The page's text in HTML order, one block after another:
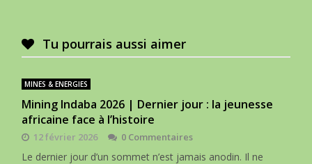
Tu pourrais aussi aimer
MINES & ENERGIES
Mining Indaba 2026 | Dernier jour : la jeunesse
africaine face à l’histoire
12 février 2026 0 Commentaires
Le dernier jour d’un sommet n’est jamais anodin. Il ne